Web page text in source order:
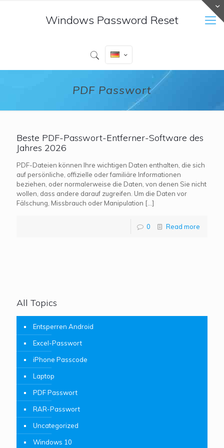
Windows Password Reset
PDF Passwort
Beste PDF-Passwort-Entferner-Software des
Jahres 2026
PDF-Dateien können Ihre wichtigen Daten enthalten, die sich
auf persönliche, offizielle oder familiäre Informationen
beziehen, oder normalerweise die Daten, von denen Sie nicht
wollen, dass andere darauf zugreifen. Um die Daten vor
Fälschung, Missbrauch oder Manipulation […]
0 Read more
All Topics
Entsperren Android
Excel-Passwort
iPhone Passcode
Laptop
PDF Passwort
RAR-Passwort
Uncategorized
Windows 10